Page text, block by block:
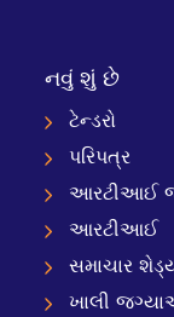
નવું શું છે
ટેન્ડરો
પરિપત્ર
આરટીઆઈ
આરટીઆઈ
સમાચાર
ખાલી